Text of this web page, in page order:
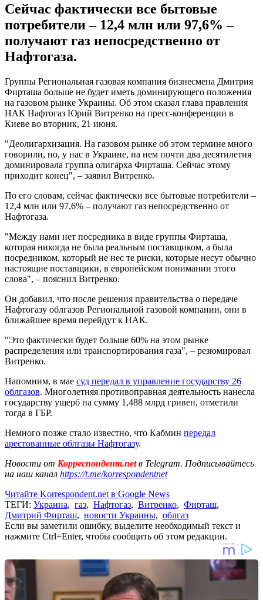
Сейчас фактически все бытовые
потребители – 12,4 млн или 97,6% –
получают газ непосредственно от
Нафтогаза.
Группы Региональная газовая компания бизнесмена Дмитрия
Фирташа больше не будет иметь доминирующего положения
на газовом рынке Украины. Об этом сказал глава правления
НАК Нафтогаз Юрий Витренко на пресс-конференции в
Киеве во вторник, 21 июня.
"Деолигархизация. На газовом рынке об этом термине много
говорили, но, у нас в Украине, на нем почти два десятилетия
доминировала группа олигарха Фирташа. Сейчас этому
приходит конец", – заявил Витренко.
По его словам, сейчас фактически все бытовые потребители –
12,4 млн или 97,6% – получают газ непосредственно от
Нафтогаза.
"Между нами нет посредника в виде группы Фирташа,
которая никогда не была реальным поставщиком, а была
посредником, который не нес те риски, которые несут обычно
настоящие поставщики, в европейском понимании этого
слова", – пояснил Витренко.
Он добавил, что после решения правительства о передаче
Нафтогазу облгазов Региональной газовой компании, они в
ближайшее время перейдут к НАК.
"Это фактически будет больше 60% на этом рынке
распределения или транспортирования газа", – резюмировал
Витренко.
Напомним, в мае суд передал в управление государству 26
облгазов. Многолетняя противоправная деятельность нанесла
государству ущерб на сумму 1,488 млрд гривен, отметили
тогда в ГБР.
Немного позже стало известно, что Кабмин передал
арестованные облгазы Нафтогазу.
Новости от Корреспондент.netв Telegram. Подписывайтесь
на наш канал https://t.me/korrespondentnet
Читайте Korrespondent.net в Google News
ТЕГИ: Украина, газ, Нафтогаз, Витренко, Фирташ,
Дмитрий Фирташ, новости Украины, облгаз
Если вы заметили ошибку, выделите необходимый текст и
нажмите Ctrl+Enter, чтобы сообщить об этом редакции.